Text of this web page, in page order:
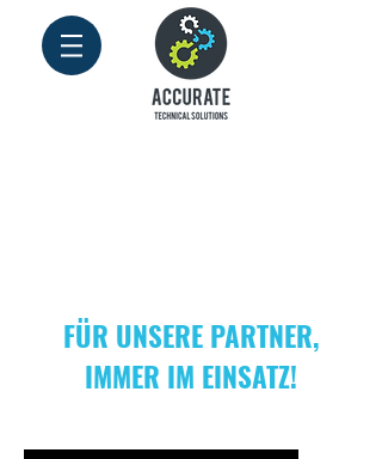
FÜR UNSERE PARTNER,
IMMER IM EINSATZ!